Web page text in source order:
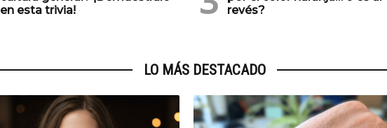
en esta trivia!
revés?
LO MÁS DESTACADO